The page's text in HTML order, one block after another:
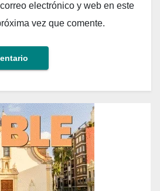
electrónico y web en este
vez que comente.